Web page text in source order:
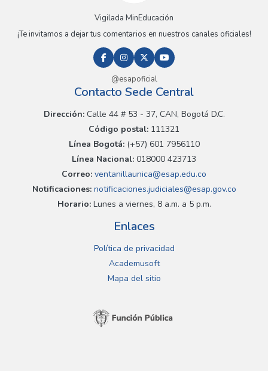
Vigilada MinEducación
¡Te invitamos a dejar tus comentarios en nuestros canales oficiales!
@esapoficial
Contacto Sede Central
Dirección:Calle 44 # 53 - 37, CAN, Bogotá D.C.
Código postal: 111321
Línea Bogotá:(+57) 601 7956110
Línea Nacional: 018000 423713
Correo: ventanillaunica@esap.edu.co
Notificaciones:notificaciones.judiciales@esap.gov.co
Horario:Lunes a viernes, 8 a.m. a 5 p.m.
Enlaces
Política de privacidad
Academusoft
Mapa del sitio